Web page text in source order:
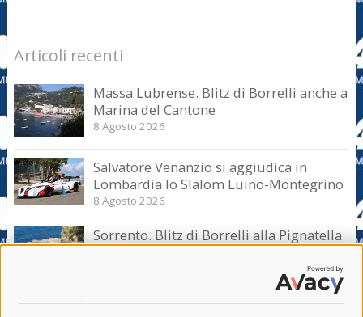
Articoli recenti
Massa Lubrense. Blitz di Borrelli anche a
Marina del Cantone
8 Agosto 2026
Salvatore Venanzio si aggiudica in
Lombardia lo Slalom Luino-Montegrino
8 Agosto 2026
Sorrento. Blitz di Borrelli alla Pignatella
– video –